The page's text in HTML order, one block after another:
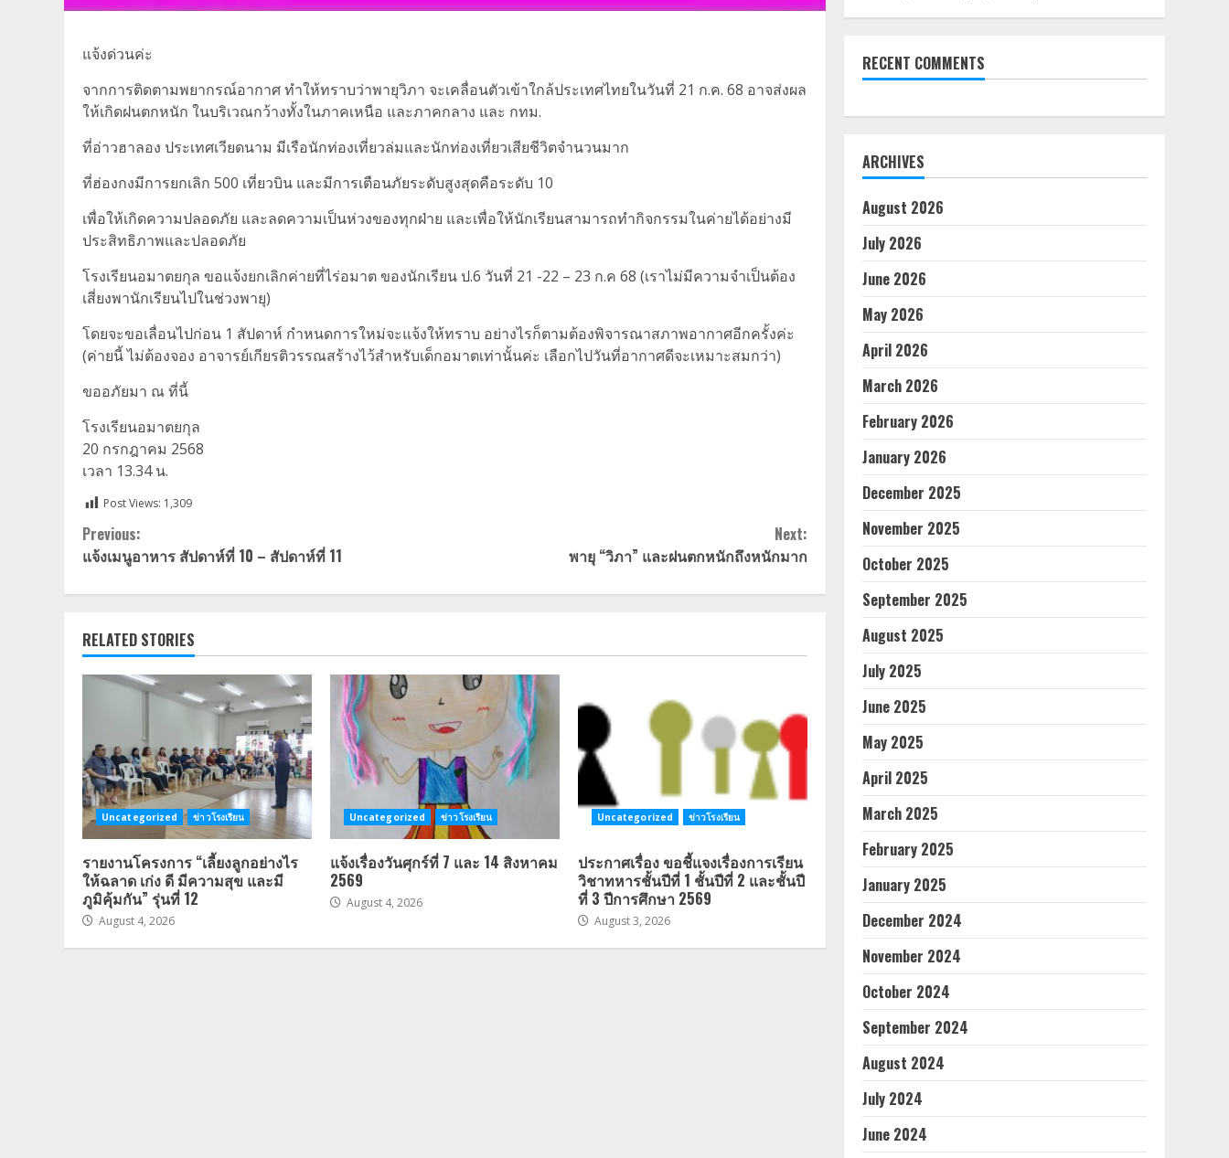
แจ้งด่วนค่ะ
จากการติดตามพยากรณ์อากาศ ทำให้ทราบว่าพายุวิภา จะเคลื่อนตัวเข้าใกล้ประเทศไทยในวันที่ 21 ก.ค. 68 อาจส่งผล
ให้เกิดฝนตกหนัก ในบริเวณกว้างทั้งในภาคเหนือ และภาคกลาง และ กทม.
ที่อ่าวฮาลอง ประเทศเวียดนาม มีเรือนักท่องเที่ยวล่มและนักท่องเที่ยวเสียชีวิตจำนวนมาก
ที่ฮ่องกงมีการยกเลิก 500 เที่ยวบิน และมีการเตือนภัยระดับสูงสุดคือระดับ 10
เพื่อให้เกิดความปลอดภัย และลดความเป็นห่วงของทุกฝ่าย และเพื่อให้นักเรียนสามารถทำกิจกรรมในค่ายได้อย่างมี
ประสิทธิภาพและปลอดภัย
โรงเรียนอมาตยกุล ขอแจ้งยกเลิกค่ายที่ไร่อมาต ของนักเรียน ป.6 วันที่ 21 -22 – 23 ก.ค 68 (เราไม่มีความจำเป็นต้อง
เสี่ยงพานักเรียนไปในช่วงพายุ)
โดยจะขอเลื่อนไปก่อน 1 สัปดาห์ กำหนดการใหม่จะแจ้งให้ทราบ อย่างไรก็ตามต้องพิจารณาสภาพอากาศอีกครั้งค่ะ
(ค่ายนี้ ไม่ต้องจอง อาจารย์เกียรติวรรณสร้างไว้สำหรับเด็กอมาตเท่านั้นค่ะ เลือกไปวันที่อากาศดีจะเหมาะสมกว่า)
ขออภัยมา ณ ที่นี้
โรงเรียนอมาตยกุล
20 กรกฎาคม 2568
เวลา 13.34 น.
Post Views: 1,309
Continue
Reading
Previous:
แจ้งเมนูอาหาร สัปดาห์ที่ 10 – สัปดาห์ที่ 11
Next:
พายุ “วิภา” และฝนตกหนักถึงหนักมาก
RELATED STORIES
Uncategorized ข่าวโรงเรียน
รายงานโครงการ “เลี้ยงลูกอย่างไร
ให้ฉลาด เก่ง ดี มีความสุข และมี
ภูมิคุ้มกัน” รุ่นที่ 12
August 4, 2026
Uncategorized ข่าวโรงเรียน
แจ้งเรื่องวันศุกร์ที่ 7 และ 14 สิงหาคม
2569
August 4, 2026
Uncategorized ข่าวโรงเรียน
ประกาศเรื่อง ขอชี้แจงเรื่องการเรียน
วิชาทหารชั้นปีที่ 1 ชั้นปีที่ 2 และชั้นปี
ที่ 3 ปีการศึกษา 2569
August 3, 2026
RECENT COMMENTS
ARCHIVES
August 2026
July 2026
June 2026
May 2026
April 2026
March 2026
February 2026
January 2026
December 2025
November 2025
October 2025
September 2025
August 2025
July 2025
June 2025
May 2025
April 2025
March 2025
February 2025
January 2025
December 2024
November 2024
October 2024
September 2024
August 2024
July 2024
June 2024